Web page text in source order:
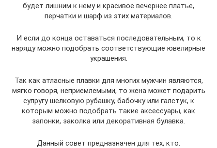
будет лишним к нему и красивое вечернее платье,
перчатки и шарф из этих материалов.
И если до конца оставаться последовательным, то к
наряду можно подобрать соответствующие ювелирные
украшения.
Так как атласные плавки для многих мужчин являются,
мягко говоря, неприемлемыми, то жена может подарить
супругу шелковую рубашку, бабочку или галстук, к
которым можно подобрать такие аксессуары, как
запонки, заколка или декоративная булавка.
Данный совет предназначен для тех, кто: